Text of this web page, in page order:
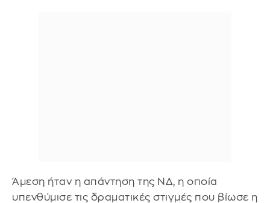
Άμεση ήταν η απάντηση της ΝΔ, η οποία
υπενθύμισε τις δραματικές στιγμές που βίωσε η